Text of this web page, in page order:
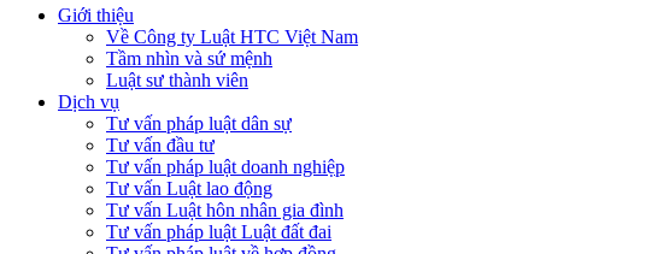
Giới thiệu
Về Công ty Luật HTC Việt Nam
Tầm nhìn và sứ mệnh
Luật sư thành viên
Dịch vụ
Tư vấn pháp luật dân sự
Tư vấn đầu tư
Tư vấn pháp luật doanh nghiệp
Tư vấn Luật lao động
Tư vấn Luật hôn nhân gia đình
Tư vấn pháp luật Luật đất đai